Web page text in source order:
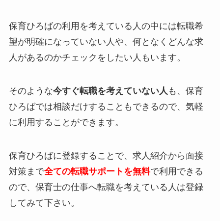
保育ひろばの利用を考えている人の中には転職希
望が明確になっていない人や、何となくどんな求
人があるのかチェックをしたい人もいます。
そのような今すぐ転職を考えていない人 も、保育
ひろばでは相談だけすることもできるので、気軽
に利用することができます。
保育ひろばに登録することで、求人紹介から面接
対策まで全ての転職サポートを無料で利用できる
ので、保育士の仕事へ転職を考えている人は登録
してみて下さい。